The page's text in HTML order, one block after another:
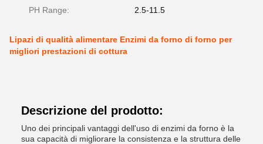
PH Range: 2.5-11.5
Lipazi di qualità alimentare Enzimi da forno di forno per
migliori prestazioni di cottura
Descrizione del prodotto:
Uno dei principali vantaggi dell'uso di enzimi da forno è la
sua capacità di migliorare la consistenza e la struttura delle